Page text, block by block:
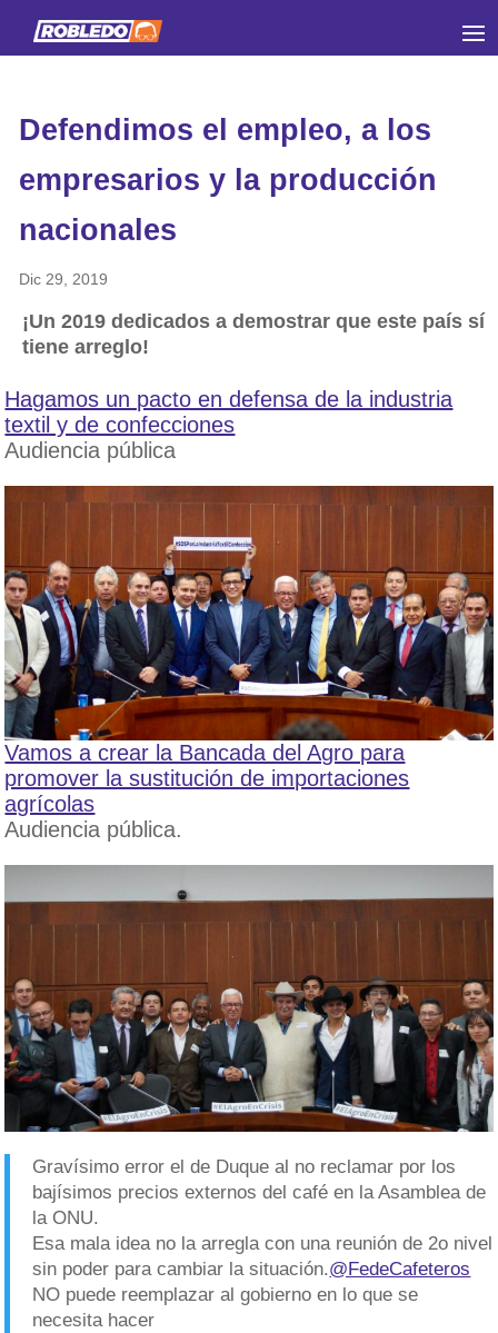
Defendimos el empleo, a los
empresarios y la producción
nacionales
Dic 29, 2019
¡Un 2019 dedicados a demostrar que este país sí
tiene arreglo!
Hagamos un pacto en defensa de la industria
textil y de confecciones
Audiencia pública
Vamos a crear la Bancada del Agro para
promover la sustitución de importaciones
agrícolas
Audiencia pública.
Gravísimo error el de Duque al no reclamar por los
bajísimos precios externos del café en la Asamblea de
la ONU.
Esa mala idea no la arregla con una reunión de 2o nivel
sin poder para cambiar la situación.@FedeCafeteros
NO puede reemplazar al gobierno en lo que se
necesita hacer